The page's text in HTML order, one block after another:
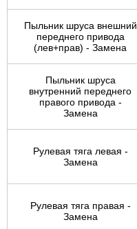
Пыльник шруса внешний
переднего привода
(лев+прав) - Замена
Пыльник шруса
внутренний переднего
правого привода -
Замена
Рулевая тяга левая -
Замена
Рулевая тяга правая -
Замена